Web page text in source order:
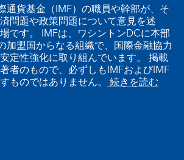
通貨基金（IMF）の職員や幹部が、そ
問題や政策問題について意見を述
です。 IMFは、ワシントンDCに本部
加盟国からなる組織で、国際金融協力
定性強化に取り組んでいます。 掲載
者のもので、必ずしもIMFおよびIMF
ものではありません。 続きを読む